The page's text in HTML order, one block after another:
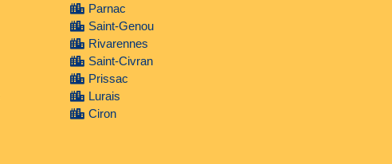
Parnac
Saint-Genou
Rivarennes
Saint-Civran
Prissac
Lurais
Ciron